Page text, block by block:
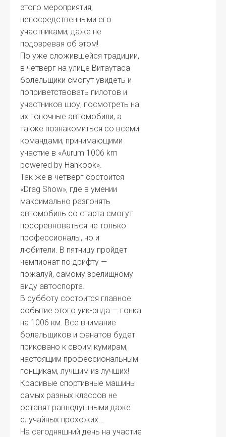
этого мероприятия,
непосредственными его
участниками, даже не
подозревая об этом!
По уже сложившейся традиции,
в четверг на улице Витаутаса
болельщики смогут увидеть и
поприветствовать пилотов и
участников шоу, посмотреть на
их гоночные автомобили, а
также познакомиться со всеми
командами, принимающими
участие в «Aurum 1006 km
powered by Hankook».
Так же в четверг состоится
«Drag Show», где в умении
максимально разгонять
автомобиль со старта смогут
посоревноваться не только
профессионалы, но и
любители. В пятницу пройдет
чемпионат по дрифту —
пожалуй, самому зрелищному
виду автоспорта.
В субботу состоится главное
событие этого уик-энда — гонка
на 1006 км. Все внимание
болельщиков и фанатов будет
приковано к своим кумирам,
настоящим профессиональным
гонщикам, лучшим из лучших!
Красивые спортивные машины
самых разных классов не
оставят равнодушными даже
случайных прохожих…
На сегодняшний день на участие